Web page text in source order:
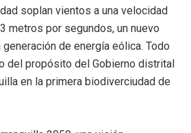
soplan vientos a una velocidad
metros por segundos, un nuevo
de energía eólica. Todo
del propósito del Gobierno distrital
en la primera biodiverciudad de